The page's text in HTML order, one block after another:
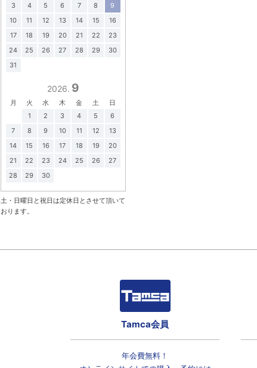
3
4 5 6 7 8
9
10
11 12 13 14 15
16
17
18 19 20 21 22
23
24
25 26 27 28 29
30
31
2026. 9
月 火 水 木 金 土
日
1
2 3 4 5
6
7
8 9 10 11 12
13
14
15 16 17 18 19
20
21
22 23 24 25 26
27
28
29 30
土・日曜日と祝日は定休日とさせて頂いて
おります。
Tamca会員
年会費無料！